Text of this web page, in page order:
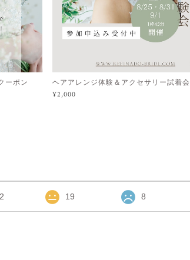
ーポン
ヘアアレンジ体験＆アクセサリー試着会
¥2,000
19 8